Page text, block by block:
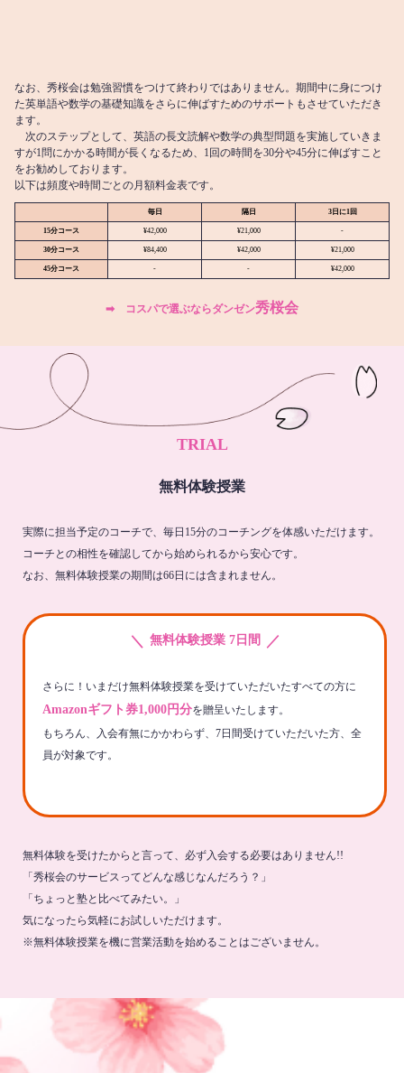
なお、秀桜会は勉強習慣をつけて終わりではありません。期間中に身につけ
た英単語や数学の基礎知識をさらに伸ばすためのサポートもさせていただき
ます。
次のステップとして、英語の長文読解や数学の典型問題を実施していきま
すが1問にかかる時間が長くなるため、1回の時間を30分や45分に伸ばすこと
をお勧めしております。
以下は頻度や時間ごとの月額料金表です。
毎日 隔日 3日に1回
15分コース ¥42,000 ¥21,000 -
30分コース ¥84,400 ¥42,000 ¥21,000
45分コース - - ¥42,000
➡︎ コスパで選ぶならダンゼン秀桜会
TRIAL
無料体験授業
実際に担当予定のコーチで、毎日15分のコーチングを体感いただけます。
コーチとの相性を確認してから始められるから安心です。
なお、無料体験授業の期間は66日には含まれません。
＼ 無料体験授業 7日間 ／
さらに！いまだけ無料体験授業を受けていただいたすべての方に
Amazonギフト券1,000円分を贈呈いたします。
もちろん、入会有無にかかわらず、7日間受けていただいた方、全
員が対象です。
無料体験を受けたからと言って、必ず入会する必要はありません!!
「秀桜会のサービスってどんな感じなんだろう？」
「ちょっと塾と比べてみたい。」
気になったら気軽にお試しいただけます。
※無料体験授業を機に営業活動を始めることはございません。